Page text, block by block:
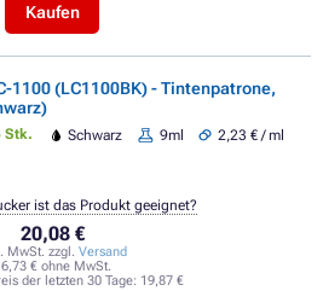
Kaufen
1100 (LC1100BK) - Tintenpatrone,
Stk. Schwarz 9ml
2,23 € / ml
20,08 €
MwSt. zzgl. Versand
€ ohne MwSt.
der letzten 30 Tage: 19,87 €
ist das Produkt geeignet?